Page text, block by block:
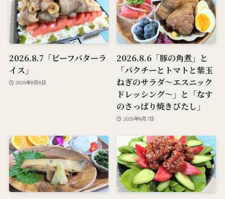
2026.8.7「ビーフバターラ
イス」
2026年8月8日
2026.8.6「豚の角煮」と
「パクチーとトマトと紫玉
ねぎのサラダ～エスニック
ドレッシング～」と「なす
のさっぱり焼きびたし」
2026年8月7日